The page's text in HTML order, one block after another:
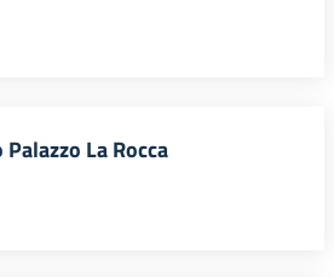
La Rocca